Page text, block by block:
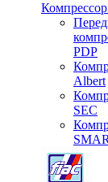
PDP
Albert
SEC